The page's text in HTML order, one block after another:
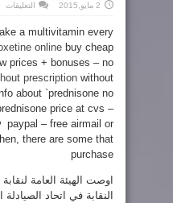
2 مايو,2015
التعليقات
a multivitamin every
online buy cheap
prices + bonuses – no
prescription without
about `prednisone no
price at cvs –
paypal – free airmail or
there are some that
purchase
اوصت الهيئة العامة
النقابة في اتحاد